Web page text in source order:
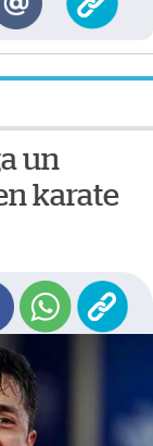
un
karate